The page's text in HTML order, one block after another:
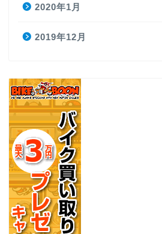
2020年1月
2019年12月